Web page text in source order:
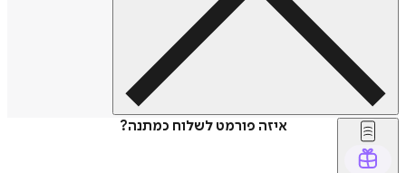
איזה פורמט לשלוח כמתנה?